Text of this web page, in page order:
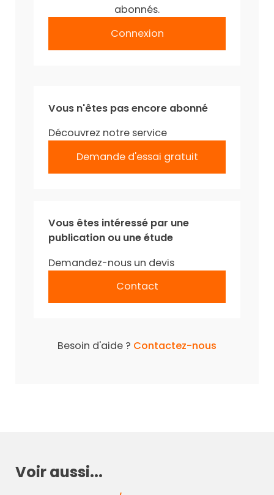
abonnés.
Connexion
Vous n'êtes pas encore abonné
Découvrez notre service
Demande d'essai gratuit
Vous êtes intéressé par une
publication ou une étude
Demandez-nous un devis
Contact
Besoin d'aide ? Contactez-nous
Voir aussi...